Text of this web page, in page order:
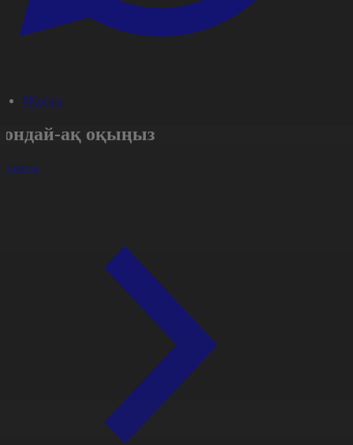
#Қоғам
ақ оқыңыз